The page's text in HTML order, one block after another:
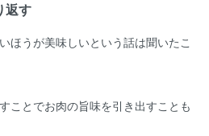
返す
ほうが美味しいという話は聞いたこ
ことでお肉の旨味を引き出すことも